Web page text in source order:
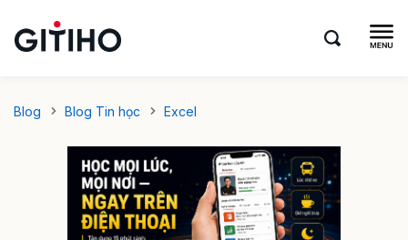
Blog Blog Tin học Excel